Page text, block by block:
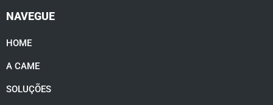
NAVEGUE
HOME
A CAME
SOLUÇÕES